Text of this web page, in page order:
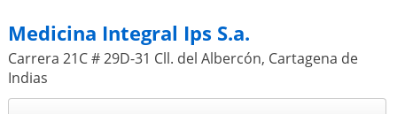
Medicina Integral Ips S.a.
Carrera 21C # 29D-31 Cll. del Albercón, Cartagena de
Indias